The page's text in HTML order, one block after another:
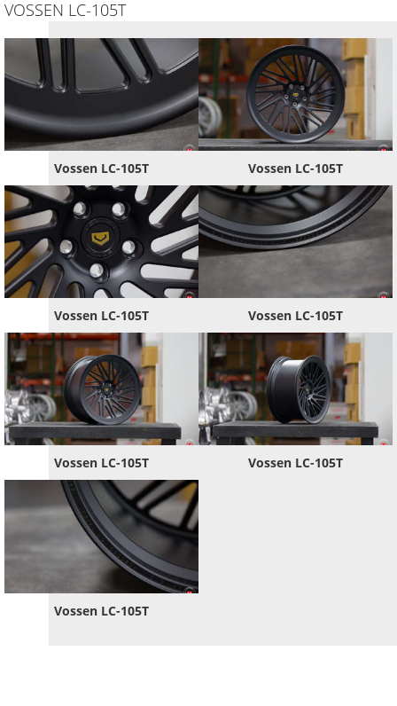
VOSSEN LC-105T
Vossen LC-105T Vossen LC-105T
Vossen LC-105T Vossen LC-105T
Vossen LC-105T Vossen LC-105T
Vossen LC-105T